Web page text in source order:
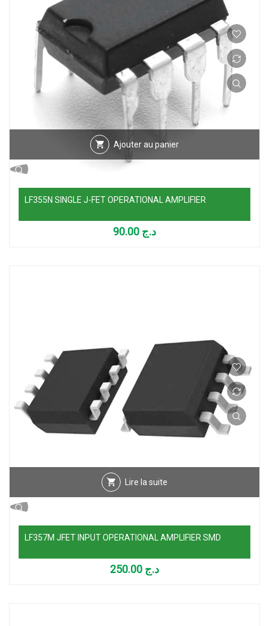
Ajouter au panier
LF355N SINGLE J-FET OPERATIONAL AMPLIFIER
د.ج
Lire la suite
LF357M JFET INPUT OPERATIONAL AMPLIFIER SMD
د.ج